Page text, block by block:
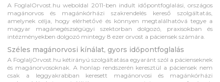
A FoglalOrvost.hu weboldal 2011-ben indult időpontfoglalási, országos
magánorvos és magánkórházi szakrendelés kereső szolgáltatás,
amelynek célja, hogy elérhetővé és könnyen megtalálhatóvá tegye a
magyar magánegészségügyi szektorban dolgozó, praxisokban és
intézményekben dolgozó mintegy 8 ezer orvost a páciensek számára.
Széles magánorvosi kínálat, gyors időpontfoglalás
A FoglaljOrvost.hu kétirányú szolgáltatása egyaránt szól a pácienseknek
és magánorvosoknak. A honlap rendszerén keresztül a páciensek nem
csak a leggyakrabban keresett magánorvosi és magánkórházi